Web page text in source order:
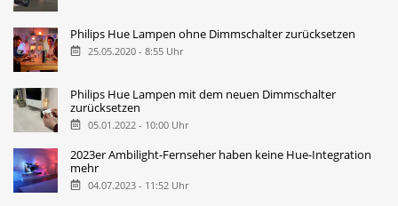
Philips Hue Lampen ohne Dimmschalter zurücksetzen
25.05.2020 - 8:55 Uhr
Philips Hue Lampen mit dem neuen Dimmschalter
zurücksetzen
05.01.2022 - 10:00 Uhr
2023er Ambilight-Fernseher haben keine Hue-Integration
mehr
04.07.2023 - 11:52 Uhr